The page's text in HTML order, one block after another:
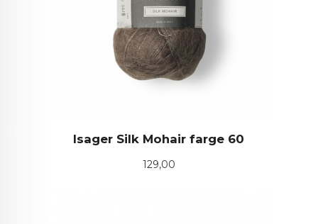
Isager Silk Mohair farge 60
Pris
129,00